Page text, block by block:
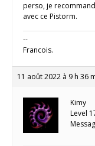
perso, je
avec ce Pistorm.
--
Francois.
11 août 2022 à 9 h 36
Kimy
Level